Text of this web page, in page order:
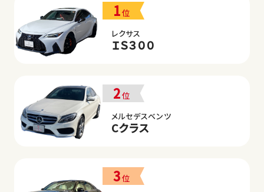
1位
レクサス
ＩＳ３００
2位
メルセデスベンツ
Cクラス
3位